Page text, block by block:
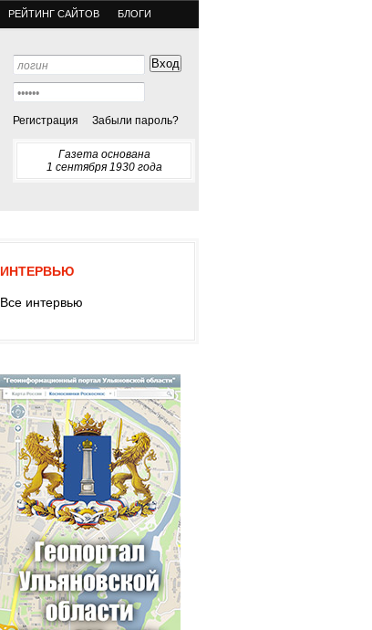
РЕЙТИНГ САЙТОВ БЛОГИ
Регистрация Забыли пароль?
Газета основана
1 сентября 1930 года
ИНТЕРВЬЮ
Все интервью